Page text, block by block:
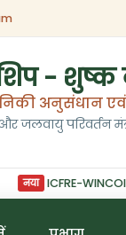
-
अनुसंधान एवं
जलवायु परिवर्तन
नया ICFRE-